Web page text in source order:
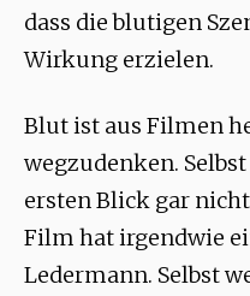
dass die blutigen
Wirkung erzielen.
Blut ist aus Filmen
wegzudenken.
ersten Blick gar
Film hat irgendwie
Ledermann. Selbst